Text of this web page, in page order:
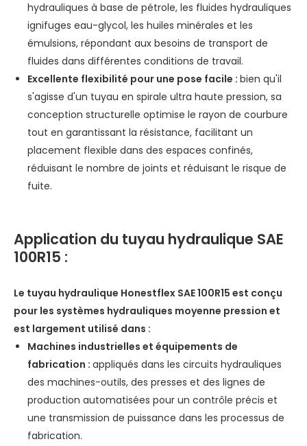
hydrauliques à base de pétrole, les fluides hydrauliques
ignifuges eau-glycol, les huiles minérales et les
émulsions, répondant aux besoins de transport de
fluides dans différentes conditions de travail.
Excellente flexibilité pour une pose facile : bien qu'il
s'agisse d'un tuyau en spirale ultra haute pression, sa
conception structurelle optimise le rayon de courbure
tout en garantissant la résistance, facilitant un
placement flexible dans des espaces confinés,
réduisant le nombre de joints et réduisant le risque de
fuite.
Application du tuyau hydraulique SAE
100R15 :
Le tuyau hydraulique Honestflex SAE 100R15 est conçu
pour les systèmes hydrauliques moyenne pression et
est largement utilisé dans :
Machines industrielles et équipements de
fabrication : appliqués dans les circuits hydrauliques
des machines-outils, des presses et des lignes de
production automatisées pour un contrôle précis et
une transmission de puissance dans les processus de
fabrication.